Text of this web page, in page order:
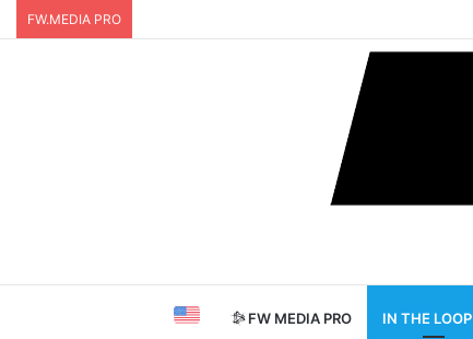
FW.MEDIA PRO
FW MEDIA PRO IN THE LOOP